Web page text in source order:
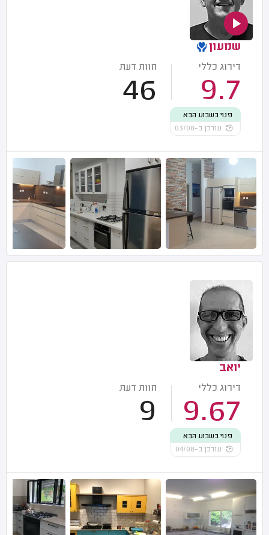
שמעון
דירוג כללי
9.7
חוות דעת
46
פנוי בשבוע הבא
עודכן ב-03/08
יואב
דירוג כללי
9.67
חוות דעת
9
פנוי בשבוע הבא
עודכן ב-04/08